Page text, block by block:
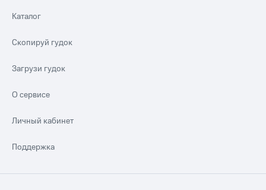
Каталог
Скопируй гудок
Загрузи гудок
О сервисе
Личный кабинет
Поддержка